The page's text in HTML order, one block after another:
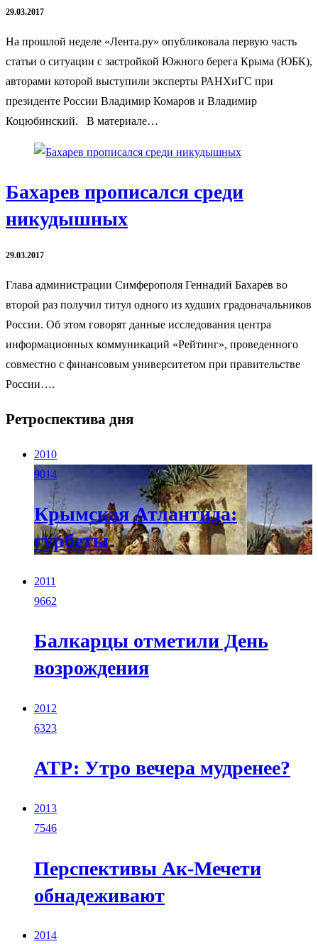
29.03.2017
На прошлой неделе «Лента.ру» опубликовала первую часть
статьи о ситуации с застройкой Южного берега Крыма (ЮБК),
авторами которой выступили эксперты РАНХиГС при
президенте России Владимир Комаров и Владимир
Коцюбинский. В материале…
Бахарев прописался среди
никудышных
29.03.2017
Глава администрации Симферополя Геннадий Бахарев во
второй раз получил титул одного из худших градоначальников
России. Об этом говорят данные исследования центра
информационных коммуникаций «Рейтинг», проведенного
совместно с финансовым университетом при правительстве
России….
Ретроспектива дня
2010
9014
Крымская Атлантида:
гурбеты
2011
9662
Балкарцы отметили День
возрождения
2012
6323
АТР: Утро вечера мудренее?
2013
7546
Перспективы Ак-Мечети
обнадеживают
2014